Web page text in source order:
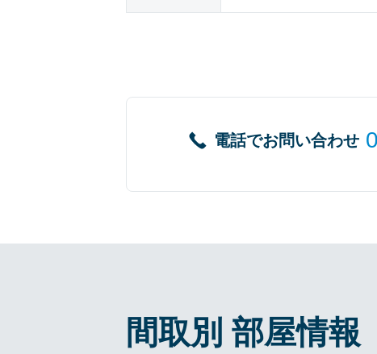
電話でお問い合わせ
間取別 部屋情報